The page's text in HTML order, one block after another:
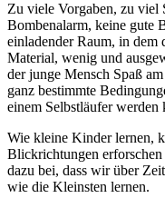
Zu viele Vorgaben, zu viel
Bombenalarm, keine gute
einladender Raum, in dem
Material, wenig und
der junge Mensch Spaß
ganz bestimmte
einem Selbstläufer werden
Wie kleine Kinder lernen,
Blickrichtungen
dazu bei, dass wir über
wie die Kleinsten lernen.